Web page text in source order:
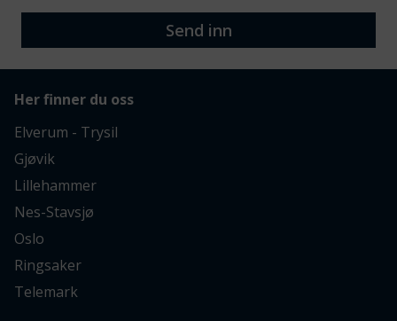
Send inn
Her finner du oss
Elverum - Trysil
Gjøvik
Lillehammer
Nes-Stavsjø
Oslo
Ringsaker
Telemark